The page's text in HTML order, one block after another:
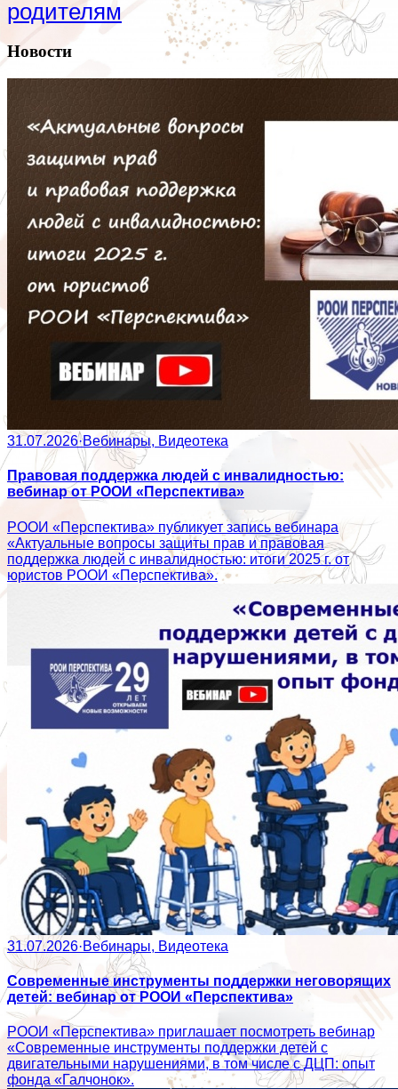
родителям
Новости
31.07.2026·Вебинары, Видеотека
Правовая поддержка людей с инвалидностью:
вебинар от РООИ «Перспектива»
РООИ «Перспектива» публикует запись вебинара
«Актуальные вопросы защиты прав и правовая
поддержка людей с инвалидностью: итоги 2025 г. от
юристов РООИ «Перспектива».
31.07.2026·Вебинары, Видеотека
Современные инструменты поддержки неговорящих
детей: вебинар от РООИ «Перспектива»
РООИ «Перспектива» приглашает посмотреть вебинар
«Современные инструменты поддержки детей с
двигательными нарушениями, в том числе с ДЦП: опыт
фонда «Галчонок».